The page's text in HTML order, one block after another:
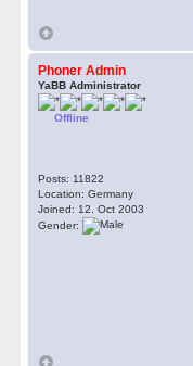
Phoner Admin
YaBB Administrator
Offline
Posts: 11822
Location: Germany
Joined: 12. Oct 2003
Gender: